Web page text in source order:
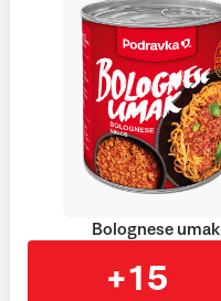
Bolognese umak
+15